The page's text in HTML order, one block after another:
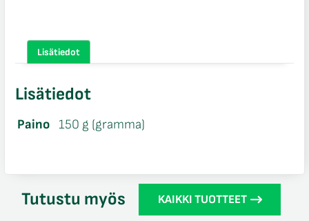
määräLisätiedot
Lisätiedot
Paino 150 g (gramma)
Tutustu myös KAIKKI TUOTTEET